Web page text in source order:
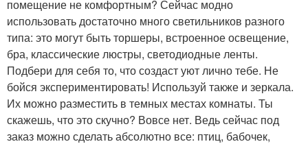
помещение не комфортным? Сейчас модно
использовать достаточно много светильников разного
типа: это могут быть торшеры, встроенное освещение,
бра, классические люстры, светодиодные ленты.
Подбери для себя то, что создаст уют лично тебе. Не
бойся экспериментировать! Используй также и зеркала.
Их можно разместить в темных местах комнаты. Ты
скажешь, что это скучно? Вовсе нет. Ведь сейчас под
заказ можно сделать абсолютно все: птиц, бабочек,